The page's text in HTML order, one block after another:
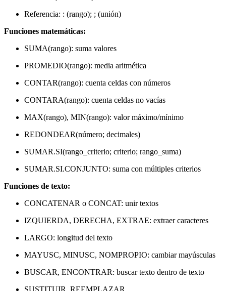
Referencia: : (rango); ; (unión)
Funciones matemáticas:
SUMA(rango): suma valores
PROMEDIO(rango): media aritmética
CONTAR(rango): cuenta celdas con números
CONTARA(rango): cuenta celdas no vacías
MAX(rango), MIN(rango): valor máximo/mínimo
REDONDEAR(número; decimales)
SUMAR.SI(rango_criterio; criterio; rango_suma)
SUMAR.SI.CONJUNTO: suma con múltiples criterios
Funciones de texto:
CONCATENAR o CONCAT: unir textos
IZQUIERDA, DERECHA, EXTRAE: extraer caracteres
LARGO: longitud del texto
MAYUSC, MINUSC, NOMPROPIO: cambiar mayúsculas
BUSCAR, ENCONTRAR: buscar texto dentro de texto